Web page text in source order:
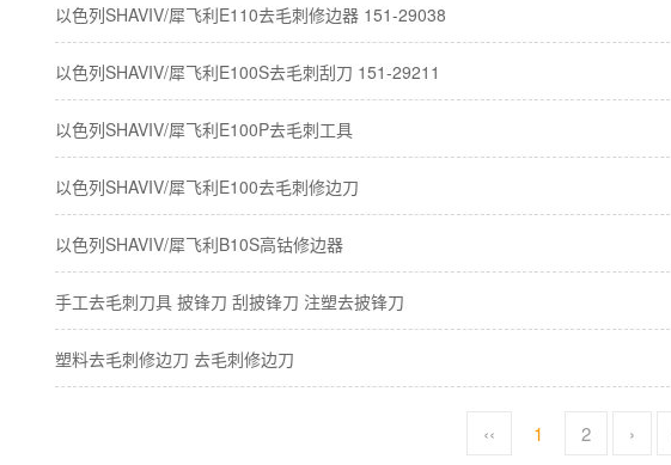
以色列SHAVIV/犀飞利E110去毛刺修边器 151-29038
以色列SHAVIV/犀飞利E100S去毛刺刮刀 151-29211
以色列SHAVIV/犀飞利E100P去毛刺工具
以色列SHAVIV/犀飞利E100去毛刺修边刀
以色列SHAVIV/犀飞利B10S高钴修边器
手工去毛刺刀具 披锋刀 刮披锋刀 注塑去披锋刀
塑料去毛刺修边刀 去毛刺修边刀
‹‹ 1 2 ›